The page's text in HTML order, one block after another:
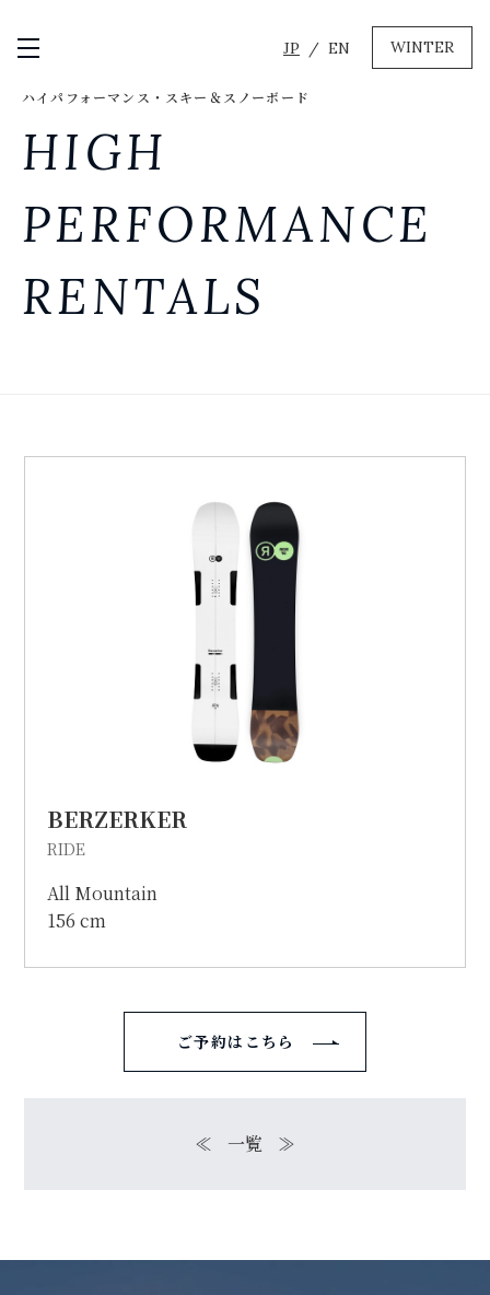
メニュー開閉 JP EN WINTER
GREEN
キャンプ イベント遊具
WINTER
特定商取引に関する表示
ハイパフォーマンス・スキー＆スノーボード
HIGH
PERFORMANCE
RENTALS
BERZERKER
RIDE
All Mountain
156 cm
ご予約はこちら
≪ 一覧 ≫